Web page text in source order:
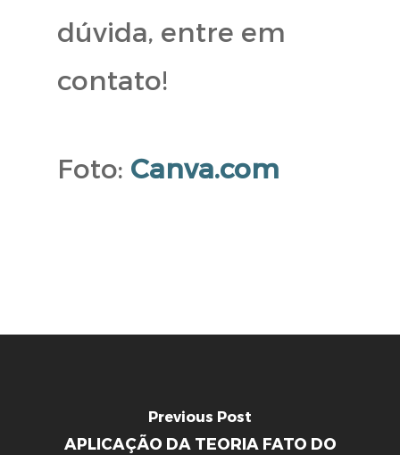
dúvida, entre em
contato!
Foto: Canva.com
Previous Post
APLICAÇÃO DA TEORIA FATO DO